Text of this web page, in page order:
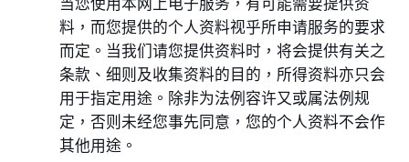
料，而您提供的个人资料视乎所申请服务的要求
而定。当我们请您提供资料时，将会提供有关之
条款、细则及收集资料的目的，所得资料亦只会
用于指定用途。除非为法例容许又或属法例规
定，否则未经您事先同意，您的个人资料不会作
其他用途。